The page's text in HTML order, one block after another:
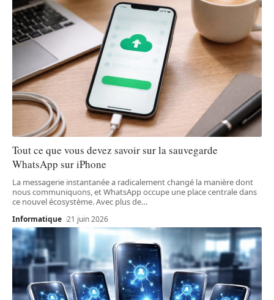
Tout ce que vous devez savoir sur la sauvegarde
WhatsApp sur iPhone
La messagerie instantanée a radicalement changé la manière dont
nous communiquons, et WhatsApp occupe une place centrale dans
ce nouvel écosystème. Avec plus de…
Informatique 21 juin 2026